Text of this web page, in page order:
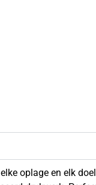
oplage en elk